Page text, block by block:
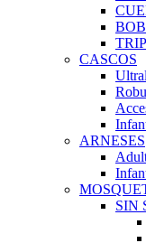
CASCOS
ARNESES
SIN